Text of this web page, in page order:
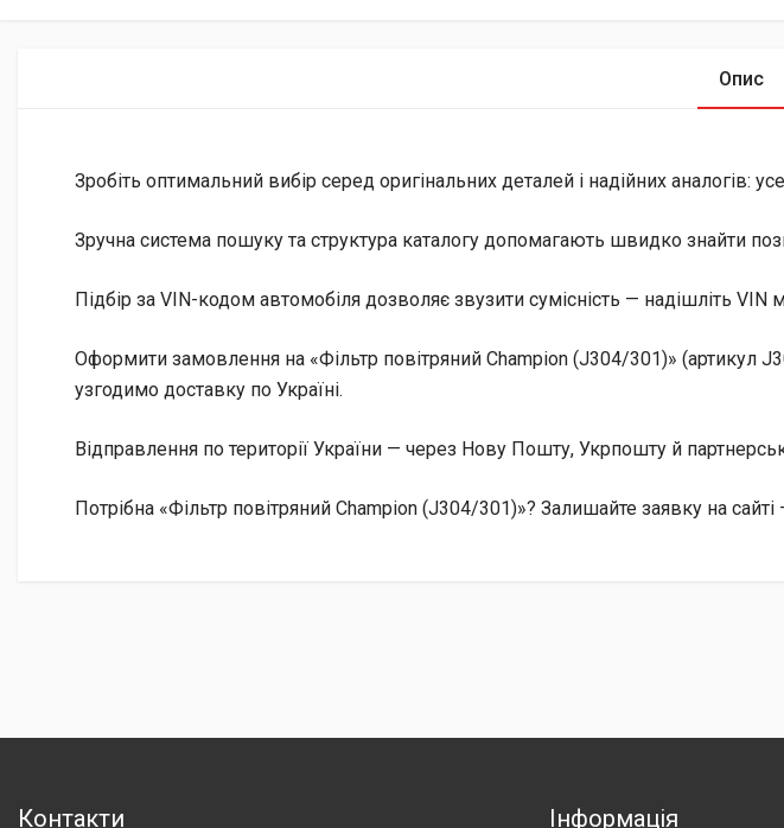
Опис
Зробіть оптимальний вибір серед оригінальних деталей і надійних аналогів:
Зручна система пошуку та структура каталогу допомагають швидко знайти
Підбір за VIN-кодом автомобіля дозволяє звузити сумісність — надішліть
Оформити замовлення на «Фільтр повітряний Champion (J304/301)» (артикул
узгодимо доставку по Україні.
Відправлення по території України — через Нову Пошту, Укрпошту й
Потрібна «Фільтр повітряний Champion (J304/301)»? Залишайте заявку на
Контакти Інформація